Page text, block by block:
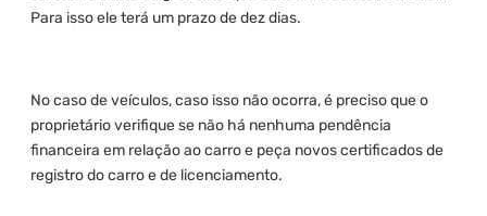
Para isso ele terá um prazo de dez dias.
No caso de veículos, caso isso não ocorra, é preciso que o
proprietário verifique se não há nenhuma pendência
financeira em relação ao carro e peça novos certificados de
registro do carro e de licenciamento.